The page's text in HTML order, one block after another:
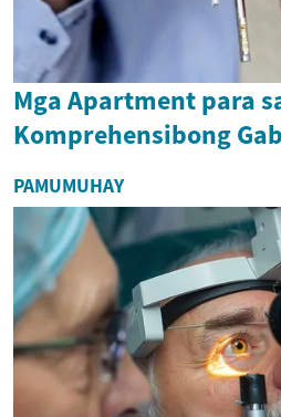
Mga Apartment para
Komprehensibong
PAMUMUHAY